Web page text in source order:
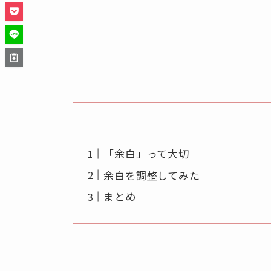
「余白」って大切
余白を調整してみた
まとめ